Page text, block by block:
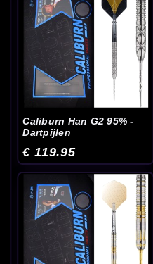
Caliburn Han G2 95% -
Dartpijlen
€ 119.95